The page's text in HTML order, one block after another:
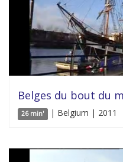
Belges du bout du
26 min' | Belgium | 2011